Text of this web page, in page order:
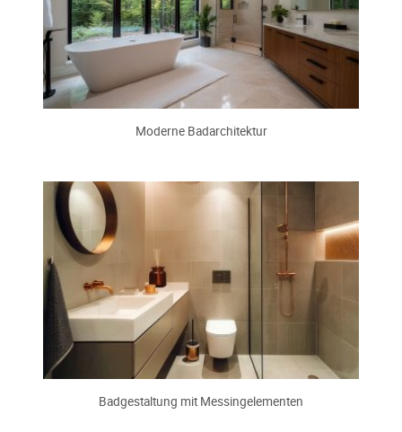
Moderne Badarchitektur
Badgestaltung mit Messingelementen